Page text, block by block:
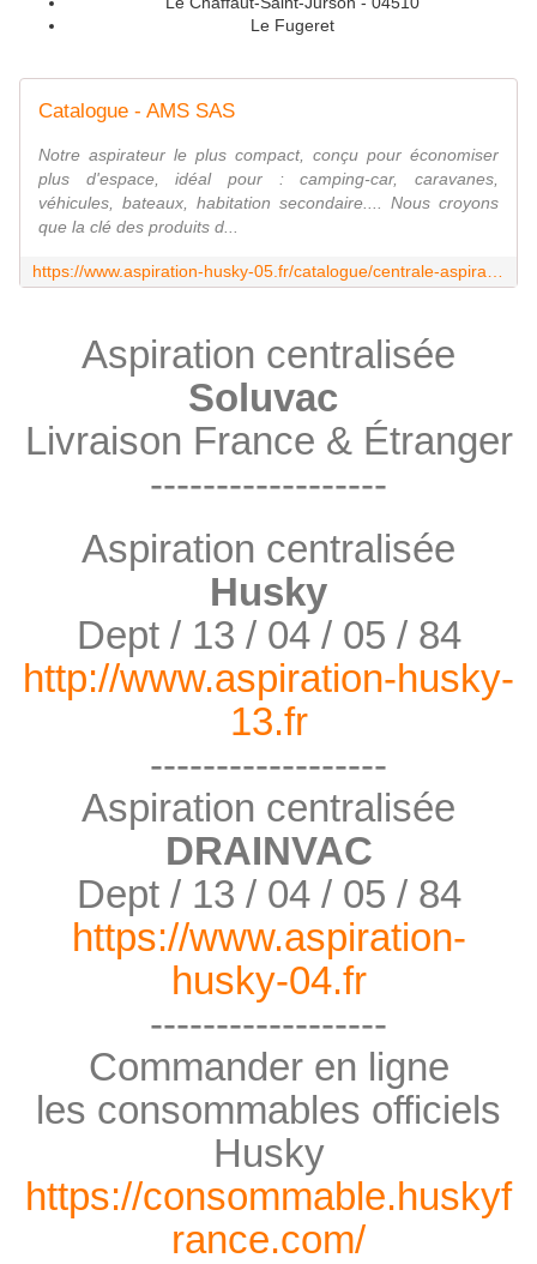
Le Fugeret
Catalogue - AMS SAS
Notre aspirateur le plus compact, conçu pour économiser
plus d'espace, idéal pour : camping-car, caravanes,
véhicules, bateaux, habitation secondaire.... Nous croyons
que la clé des produits d...
Aspiration centralisée
Soluvac
Livraison France & Étranger
------------------
Aspiration centralisée
Husky
Dept / 13 / 04 / 05 / 84
http://www.aspiration-husky-
13.fr
------------------
Aspiration centralisée
DRAINVAC
Dept / 13 / 04 / 05 / 84
https://www.aspiration-
husky-04.fr
------------------
Commander en ligne
les consommables officiels
Husky
https://consommable.huskyf
rance.com/